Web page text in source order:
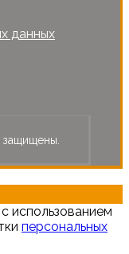
данных
использованием
персональных